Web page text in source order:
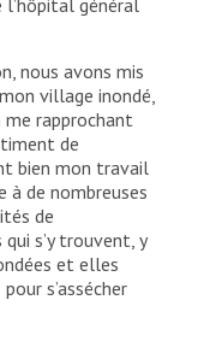
l’hôpital général
nous avons mis
village inondé,
me rapprochant
de
bien mon travail
à de nombreuses
de
s’y trouvent, y
et elles
s’assécher